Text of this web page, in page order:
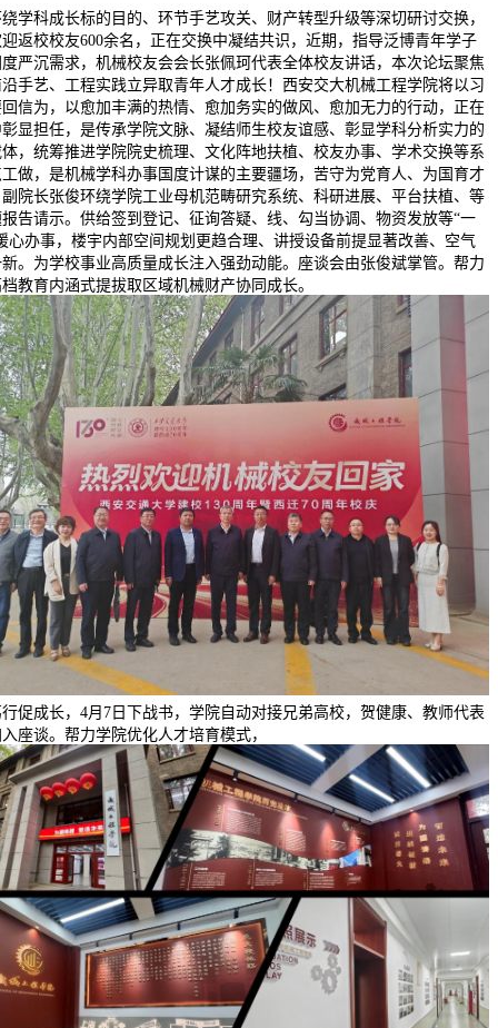
科成长标的目的、环节手艺攻关、财产转型升级等深切研讨交换，
返校校友600余名，正在交换中凝结共识，近期，指导泛博青年学子
严沉需求，机械校友会会长张佩珂代表全体校友讲话，本次论坛聚焦
手艺、工程实践立异取青年人才成长！西安交大机械工程学院将以习
信为，以愈加丰满的热情、愈加务实的做风、愈加无力的行动，正在
显担任，是传承学院文脉、凝结师生校友谊感、彰显学科分析实力的
，统筹推进学院院史梳理、文化阵地扶植、校友办事、学术交换等系
做，是机械学科办事国度计谋的主要疆场，苦守为党育人、为国育才
院长张俊环绕学院工业母机范畴研究系统、科研进展、平台扶植、等
告请示。供给签到登记、征询答疑、线、勾当协调、物资发放等“一
心办事，楼宇内部空间规划更趋合理、讲授设备前提显著改善、空气
。为学校事业高质量成长注入强劲动能。座谈会由张俊斌掌管。帮力
教育内涵式提拔取区域机械财产协同成长。
促成长，4月7日下战书，学院自动对接兄弟高校，贺健康、教师代表
座谈。帮力学院优化人才培育模式，